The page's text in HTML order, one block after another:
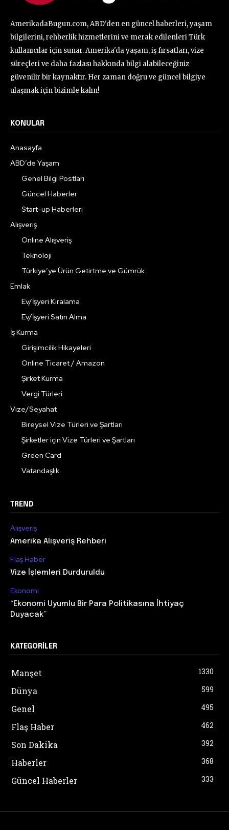
AmerikadaBugun.com, ABD'den en güncel haberleri, yaşam
bilgilerini, rehberlik hizmetlerini ve merak edilenleri Türk
kullanıcılar için sunar. Amerika'da yaşam, iş fırsatları, vize
süreçleri ve daha fazlası hakkında bilgi alabileceğiniz
güvenilir bir kaynaktır. Her zaman doğru ve güncel bilgiye
ulaşmak için bizimle kalın!
KONULAR
Anasayfa
ABD’de Yaşam
Genel Bilgi Postları
Güncel Haberler
Start-up Haberleri
Alışveriş
Online Alışveriş
Teknoloji
Türkiye’ye Ürün Getirtme ve Gümrük
Emlak
Ev/İşyeri Kiralama
Ev/İşyeri Satın Alma
İş Kurma
Girişimcilik Hikayeleri
Online Ticaret / Amazon
Şirket Kurma
Vergi Türleri
Vize/Seyahat
Bireysel Vize Türleri ve Şartları
Şirketler için Vize Türleri ve Şartları
Green Card
Vatandaşlık
TREND
Alışveriş
Amerika Alışveriş Rehberi
Flaş Haber
Vize İşlemleri Durduruldu
Ekonomi
“Ekonomi Uyumlu Bir Para Politikasına İhtiyaç
Duyacak”
KATEGORILER
Manşet 1330
Dünya 599
Genel 495
Flaş Haber 462
Son Dakika 392
Haberler 368
Güncel Haberler 333